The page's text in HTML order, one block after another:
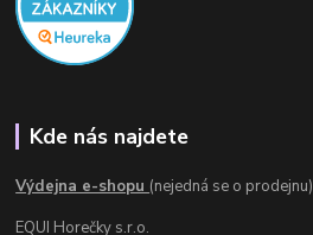
Kde nás najdete
Výdejna e-shopu (nejedná se o prodejnu)
EQUI Horečky s.r.o.